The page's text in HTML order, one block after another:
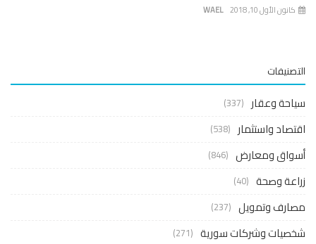
WAEL الأول 10, 2018
وعقار (337)
واستثمار (538)
ومعارض (846)
وصحة (40)
وتمويل (237)
وشركات سورية (271)